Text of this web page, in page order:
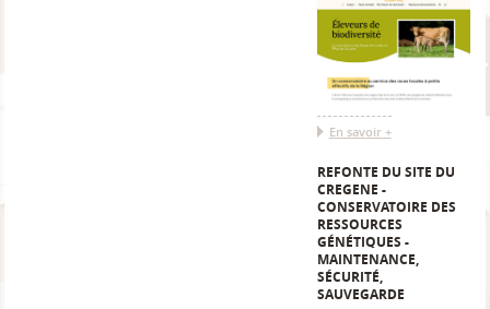
En savoir +
REFONTE DU SITE DU
CREGENE -
CONSERVATOIRE DES
RESSOURCES
GÉNÉTIQUES -
MAINTENANCE,
SÉCURITÉ,
SAUVEGARDE